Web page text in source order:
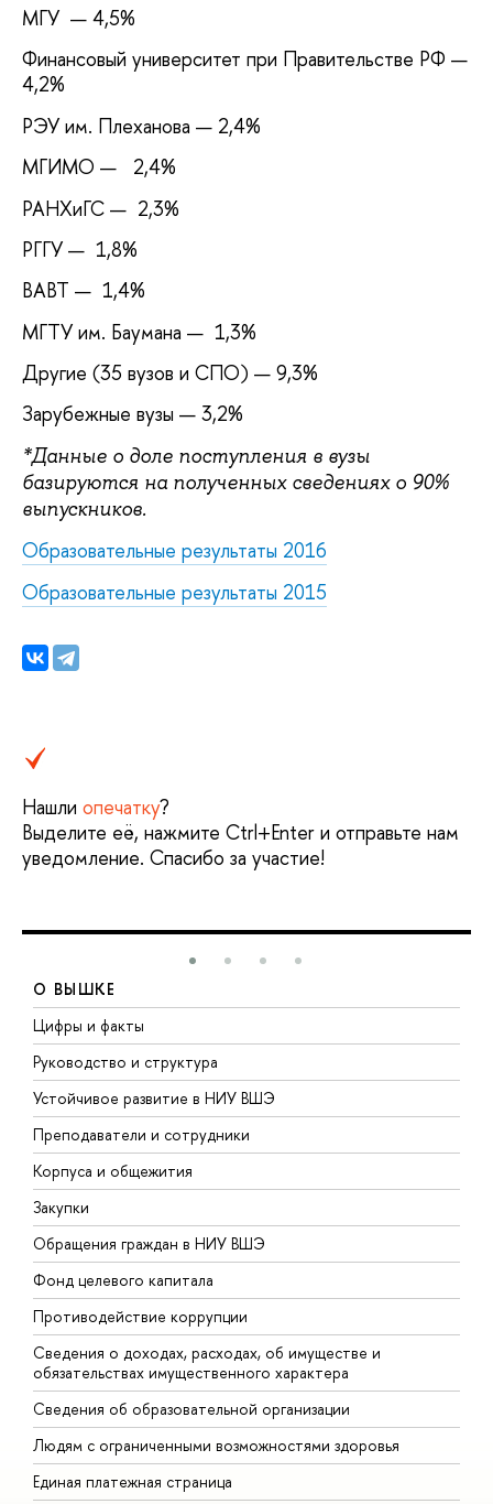
МГУ — 4,5%
Финансовый университет при Правительстве РФ —
4,2%
РЭУ им. Плеханова — 2,4%
МГИМО — 2,4%
РАНХиГС — 2,3%
РГГУ — 1,8%
ВАВТ — 1,4%
МГТУ им. Баумана — 1,3%
Другие (35 вузов и СПО) — 9,3%
Зарубежные вузы — 3,2%
*Данные о доле поступления в вузы
базируются на полученных сведениях о 90%
выпускников.
Образовательные результаты 2016
Образовательные результаты 2015
Нашли опечатку?
Выделите её, нажмите Ctrl+Enter и отправьте нам
уведомление. Спасибо за участие!
О ВЫШКЕ
Цифры и факты
Руководство и структура
Устойчивое развитие в НИУ ВШЭ
Преподаватели и сотрудники
Корпуса и общежития
Закупки
Обращения граждан в НИУ ВШЭ
Фонд целевого капитала
Противодействие коррупции
Сведения о доходах, расходах, об имуществе и
обязательствах имущественного характера
Сведения об образовательной организации
Людям с ограниченными возможностями здоровья
Единая платежная страница